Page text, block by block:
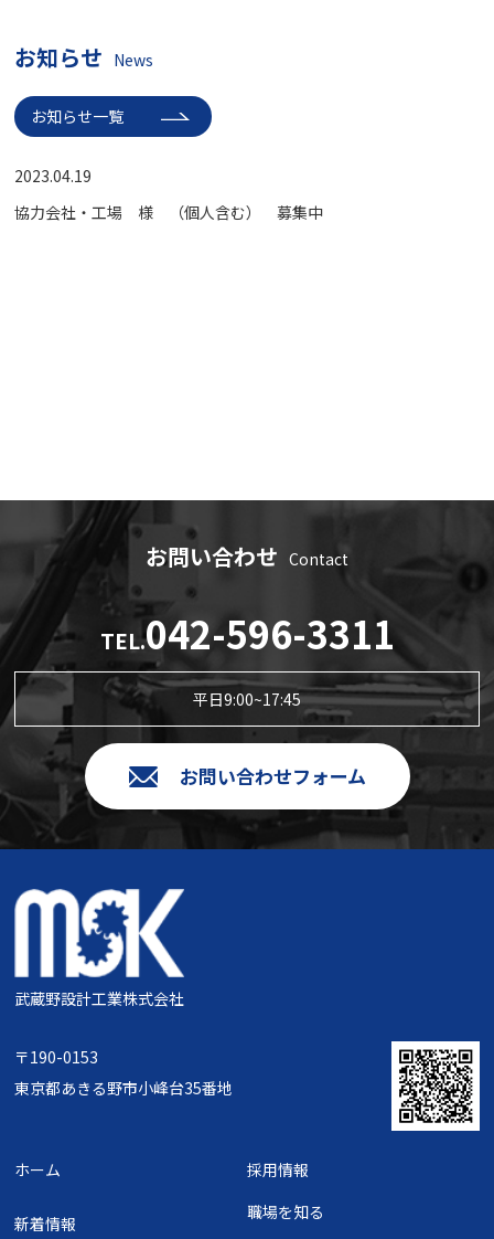
お知らせ News
お知らせ一覧
2023.04.19
協力会社・工場 様 （個人含む） 募集中
お問い合わせ Contact
TEL.042-596-3311
平日9:00~17:45
お問い合わせフォーム
武蔵野設計工業株式会社
〒190-0153
東京都あきる野市小峰台35番地
ホーム
採用情報
職場を知る
新着情報